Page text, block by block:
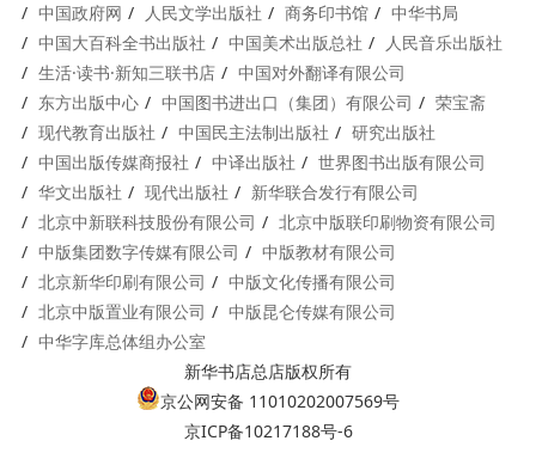
中国政府网
人民文学出版社 商务印书馆
中华书局
中国大百科全书出版社
中国美术出版总社
人民音乐出版社
生活·读书·新知三联书店
中国对外翻译有限公司
东方出版中心
中国图书进出口（集团）有限公司
荣宝斋
现代教育出版社
中国民主法制出版社
研究出版社
中国出版传媒商报社
中译出版社
世界图书出版有限公司
华文出版社
现代出版社
新华联合发行有限公司
北京中新联科技股份有限公司
北京中版联印刷物资有限公司
中版集团数字传媒有限公司
中版教材有限公司
北京新华印刷有限公司
中版文化传播有限公司
北京中版置业有限公司
中版昆仑传媒有限公司
中华字库总体组办公室
新华书店总店版权所有
京公网安备 11010202007569号
京ICP备10217188号-6